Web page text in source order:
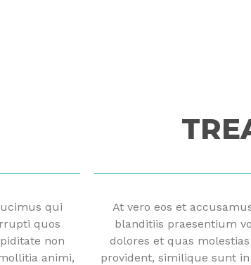
qui
quos
non
animi,
At vero eos et
blanditiis praesentium
dolores et quas
provident, similique sunt